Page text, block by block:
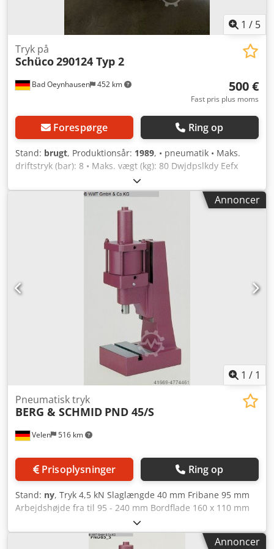
1 / 5
Bad Oeynhausen 452 km
Tryk på
Schüco290124 Typ 2
500 €
Fast pris plus moms
Forespørge Ring op
Stand: brugt, Produktionsår: 1989, • pneumatik • Maks.
driftstryk (bar): 8 • Maks. vægt (kg): 80 Dwjdpslkdy Eefx
Acqea • Medfølgende værktøj: inkluderet (se billeder)
Annoncer
1 / 1
Velen 516 km
Pneumatisk tryk
BERG & SCHMID PND 45/S
Prisoplysninger Ring op
Stand: ny, Tryk 4,5 kN Slaglængde 40 mm Fribane 95 mm
Arbejds­højde fra til 95 - 240 mm Bordflade 160 x 110 mm
Spindeldiameter 25 mm Maskinvægt ca. 24 kg Dedpfx
Acofv Av Sjqswa Dimensioner L x B x H 160 x 230 mm
Direktevirkende pneumatiske presser afleverer den fulde
Annoncer